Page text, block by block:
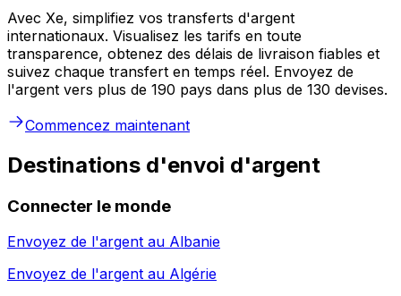
Avec Xe, simplifiez vos transferts d'argent
internationaux. Visualisez les tarifs en toute
transparence, obtenez des délais de livraison fiables et
suivez chaque transfert en temps réel. Envoyez de
l'argent vers plus de 190 pays dans plus de 130 devises.
Commencez maintenant
Destinations d'envoi d'argent
Connecter le monde
Envoyez de l'argent au Albanie
Envoyez de l'argent au Algérie